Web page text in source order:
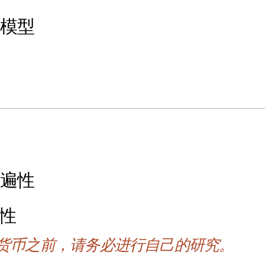
型
性
币之前，请务必进行自己的研究。